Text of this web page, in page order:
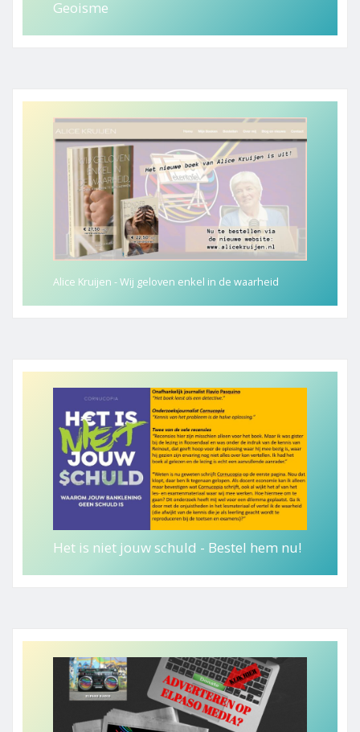
Geoisme
Alice Kruijen - Wij geloven enkel in de waarheid
Het is niet jouw schuld - Bestel hem nu!